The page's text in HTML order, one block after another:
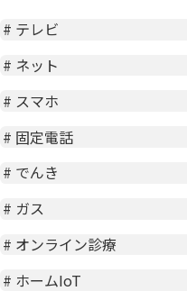
# テレビ
# ネット
# スマホ
# 固定電話
# でんき
# ガス
# オンライン診療
# ホームIoT